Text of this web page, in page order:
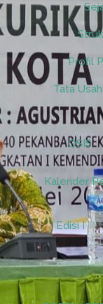
Profil
Tata
OSIS
Kalender
Edisi I